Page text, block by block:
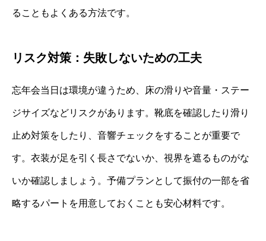
ることもよくある方法です。
リスク対策：失敗しないための工夫
忘年会当日は環境が違うため、床の滑りや音量・ステー
ジサイズなどリスクがあります。靴底を確認したり滑り
止め対策をしたり、音響チェックをすることが重要で
す。衣装が足を引く長さでないか、視界を遮るものがな
いか確認しましょう。予備プランとして振付の一部を省
略するパートを用意しておくことも安心材料です。